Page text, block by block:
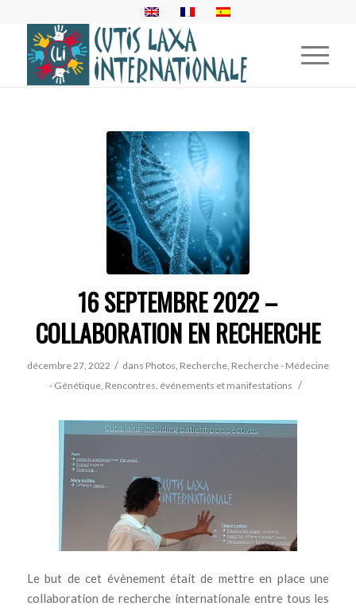
16 SEPTEMBRE 2022 –
COLLABORATION EN RECHERCHE
décembre 27, 2022 / dans Photos, Recherche, Recherche - Médecine
- Génétique, Rencontres, événements et manifestations /
Le but de cet évènement était de mettre en place une
collaboration de recherche internationale entre tous les